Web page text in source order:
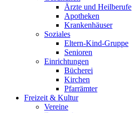
Ärzte und Heilberufe
Apotheken
Krankenhäuser
Soziales
Eltern-Kind-Gruppe
Senioren
Einrichtungen
Bücherei
Kirchen
Pfarrämter
Freizeit & Kultur
Vereine